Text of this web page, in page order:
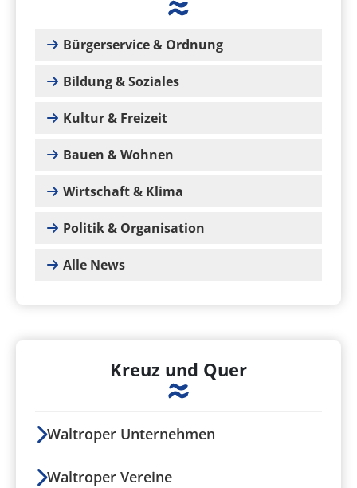
Bürgerservice & Ordnung
Bildung & Soziales
Kultur & Freizeit
Bauen & Wohnen
Wirtschaft & Klima
Politik & Organisation
Alle News
Kreuz und Quer
Waltroper Unternehmen
Waltroper Vereine